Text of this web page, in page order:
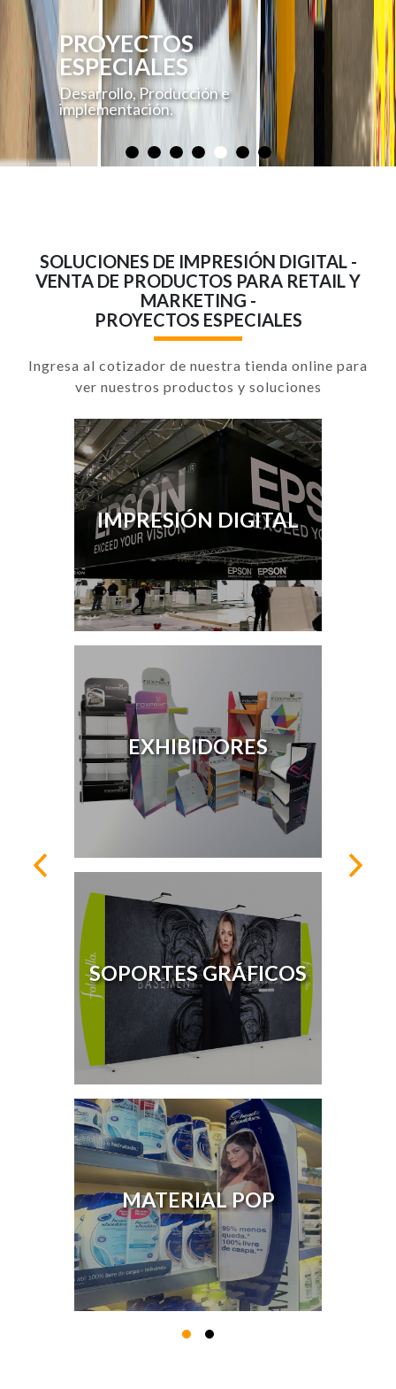
PROYECTOS
ESPECIALES
Desarrollo, Producción e
implementación.
SOLUCIONES DE IMPRESIÓN DIGITAL -
VENTA DE PRODUCTOS PARA RETAIL Y
MARKETING -
PROYECTOS ESPECIALES
Ingresa al cotizador de nuestra tienda online para
ver nuestros productos y soluciones
IMPRESIÓN DIGITAL
EXHIBIDORES
SOPORTES GRÁFICOS
MATERIAL POP